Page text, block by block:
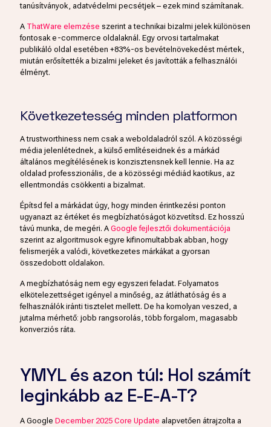
tanúsítványok, adatvédelmi pecsétjek – ezek mind számítanak.
A ThatWare elemzése szerint a technikai bizalmi jelek különösen
fontosak e-commerce oldalaknál. Egy orvosi tartalmakat
publikáló oldal esetében +83%-os bevételnövekedést mértek,
miután erősítették a bizalmi jeleket és javították a felhasználói
élményt.
Következetesség minden platformon
A trustworthiness nem csak a weboldaladról szól. A közösségi
média jelenlétednek, a külső említéseidnek és a márkád
általános megítélésének is konzisztensnek kell lennie. Ha az
oldalad professzionális, de a közösségi médiád kaotikus, az
ellentmondás csökkenti a bizalmat.
Építsd fel a márkádat úgy, hogy minden érintkezési ponton
ugyanazt az értéket és megbízhatóságot közvetítsd. Ez hosszú
távú munka, de megéri. A Google fejlesztői dokumentációja
szerint az algoritmusok egyre kifinomultabbak abban, hogy
felismerjék a valódi, következetes márkákat a gyorsan
összedobott oldalakon.
A megbízhatóság nem egy egyszeri feladat. Folyamatos
elkötelezettséget igényel a minőség, az átláthatóság és a
felhasználók iránti tisztelet mellett. De ha komolyan veszed, a
jutalma mérhető: jobb rangsorolás, több forgalom, magasabb
konverziós ráta.
YMYL és azon túl: Hol számít
leginkább az E-E-A-T?
A Google December 2025 Core Update alapvetően átrajzolta a